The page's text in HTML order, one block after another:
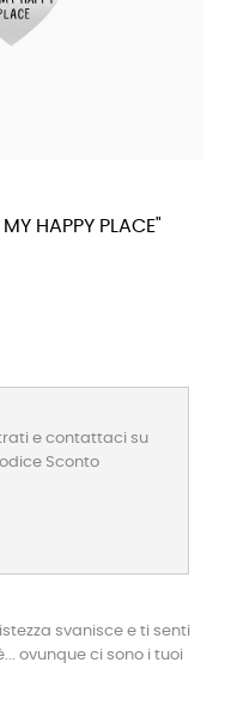
HAPPY PLACE"
e contattaci su
Sconto
svanisce e ti senti
ovunque ci sono i tuoi